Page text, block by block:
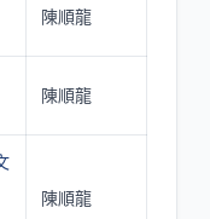
陳順龍
陳順龍
陳順龍